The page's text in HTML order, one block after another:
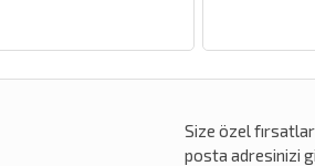
Size özelfırsatlar
posta adresinizi